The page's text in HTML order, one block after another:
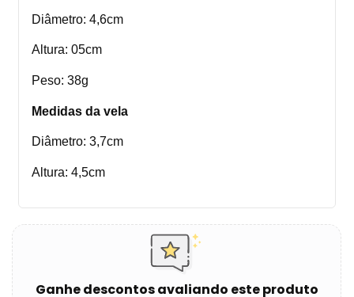
Diâmetro: 4,6cm
Altura: 05cm
Peso: 38g
Medidas da vela
Diâmetro: 3,7cm
Altura: 4,5cm
Ganhe descontos avaliando este produto